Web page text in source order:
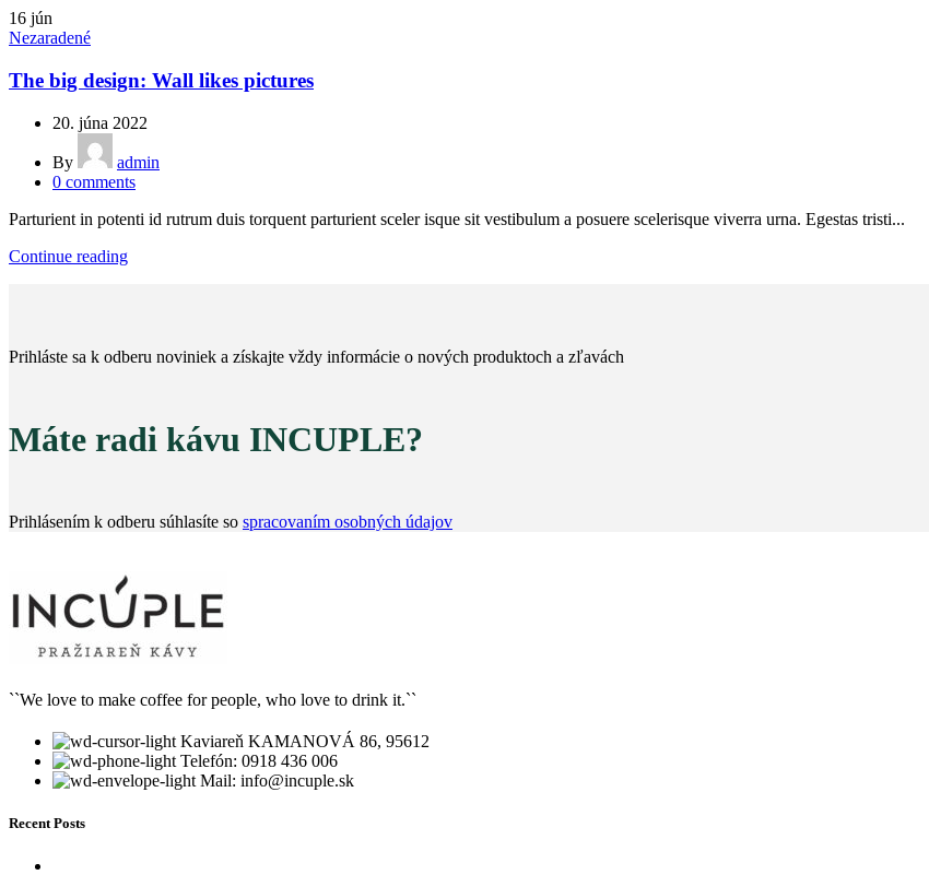
16 jún
Nezaradené
The big design: Wall likes pictures
20. júna 2022
By
admin
0 comments
Parturient in potenti id rutrum duis torquent parturient sceler isque sit vestibulum a posuere scelerisque viverra urna. Egestas tristi...
Continue reading
Prihláste sa k odberu noviniek a získajte vždy informácie o nových produktoch a zľavách
Máte radi kávu INCUPLE?
Prihlásením k odberu súhlasíte so spracovaním osobných údajov
``We love to make coffee for people, who love to drink it.``
Kaviareň KAMANOVÁ 86, 95612
Telefón: 0918 436 006
Mail: info@incuple.sk
Recent Posts